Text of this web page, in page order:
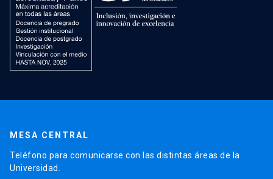
MESA CENTRAL
Teléfono para comunicarse con las distintas áreas de la
Universidad.